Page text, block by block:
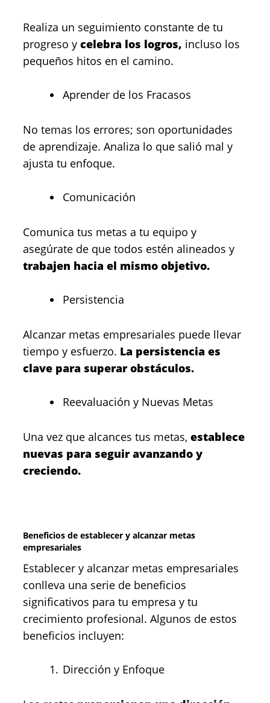
Realiza un seguimiento constante de tu
progreso y celebra los logros, incluso los
pequeños hitos en el camino.
Aprender de los Fracasos
No temas los errores; son oportunidades
de aprendizaje. Analiza lo que salió mal y
ajusta tu enfoque.
Comunicación
Comunica tus metas a tu equipo y
asegúrate de que todos estén alineados y
trabajen hacia el mismo objetivo.
Persistencia
Alcanzar metas empresariales puede llevar
tiempo y esfuerzo. La persistencia es
clave para superar obstáculos.
Reevaluación y Nuevas Metas
Una vez que alcances tus metas, establece
nuevas para seguir avanzando y
creciendo.
Beneficios de establecer y alcanzar metas
empresariales
Establecer y alcanzar metas empresariales
conlleva una serie de beneficios
significativos para tu empresa y tu
crecimiento profesional. Algunos de estos
beneficios incluyen:
Dirección y Enfoque